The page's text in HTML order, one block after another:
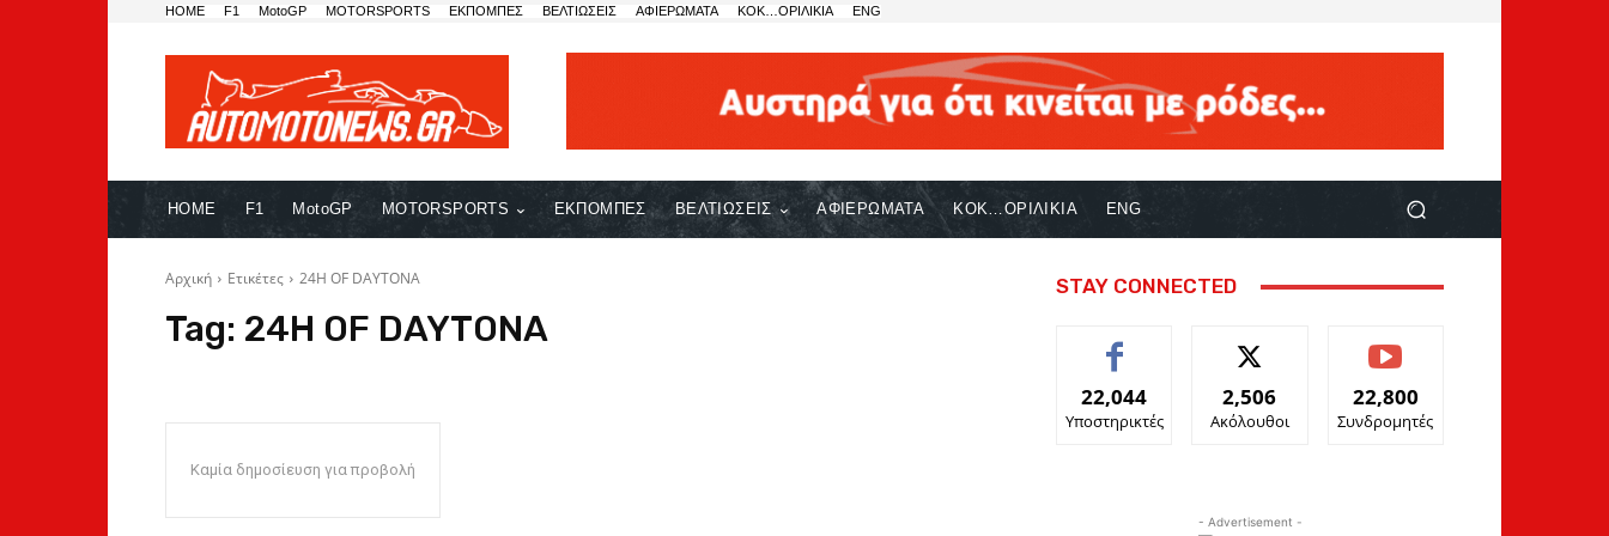
HOME F1 MotoGP MOTORSPORTS ΕΚΠΟΜΠΕΣ ΒΕΛΤΙΩΣΕΙΣ ΑΦΙΕΡΩΜΑΤΑ ΚΟΚ…ΟΡΙΛΙΚΙΑ ENG
HOME F1 MotoGP MOTORSPORTS ΕΚΠΟΜΠΕΣ ΒΕΛΤΙΩΣΕΙΣ ΑΦΙΕΡΩΜΑΤΑ ΚΟΚ…ΟΡΙΛΙΚΙΑ ENG
Αρχική Ετικέτες 24H OF DAYTONA
Tag: 24H OF DAYTONA
Καμία δημοσίευση για προβολή
STAY CONNECTED
22,044
Υποστηρικτές
2,506
Ακόλουθοι
22,800
Συνδρομητές
- Advertisement -